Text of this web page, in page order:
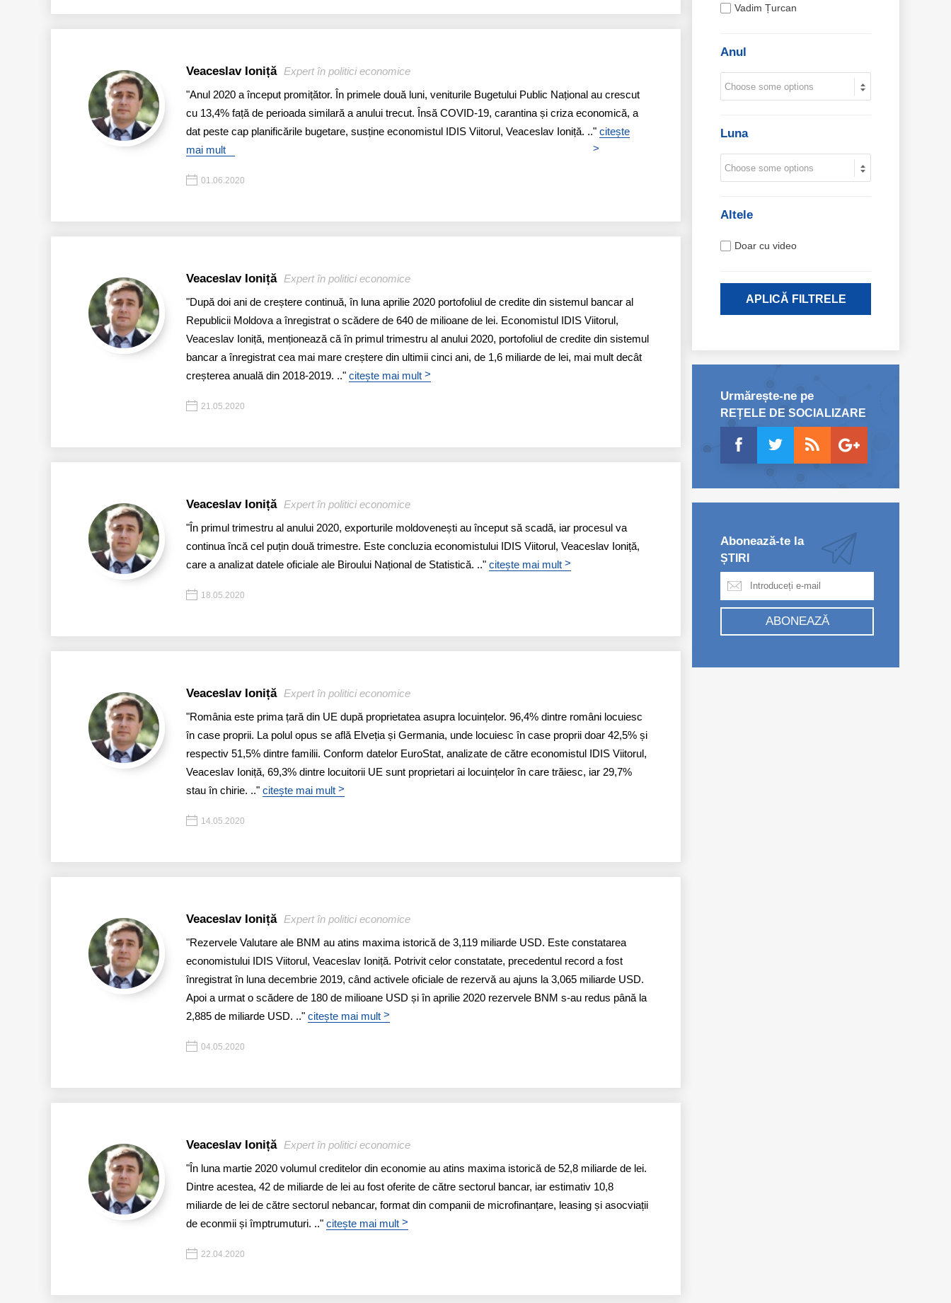
Veaceslav Ioniță
Expert în politici economice
"Anul 2020 a început promițător. În primele două luni, veniturile Bugetului Public Național au crescut
cu 13,4% față de perioada similară a anului trecut. Însă COVID-19, carantina și criza economică, a
dat peste cap planificările bugetare, susține economistul IDIS Viitorul, Veaceslav Ioniță. .." citește
mai mult
>
01.06.2020
Veaceslav Ioniță
Expert în politici economice
"După doi ani de creștere continuă, în luna aprilie 2020 portofoliul de credite din sistemul bancar al
Republicii Moldova a înregistrat o scădere de 640 de milioane de lei. Economistul IDIS Viitorul,
Veaceslav Ioniță, menționează că în primul trimestru al anului 2020, portofoliul de credite din sistemul
bancar a înregistrat cea mai mare creștere din ultimii cinci ani, de 1,6 miliarde de lei, mai mult decât
creșterea anuală din 2018-2019. .." citește mai mult >
21.05.2020
Veaceslav Ioniță
Expert în politici economice
"În primul trimestru al anului 2020, exporturile moldovenești au început să scadă, iar procesul va
continua încă cel puțin două trimestre. Este concluzia economistului IDIS Viitorul, Veaceslav Ioniță,
care a analizat datele oficiale ale Biroului Național de Statistică. .." citește mai mult >
18.05.2020
Veaceslav Ioniță
Expert în politici economice
"România este prima țară din UE după proprietatea asupra locuințelor. 96,4% dintre români locuiesc
în case proprii. La polul opus se află Elveția și Germania, unde locuiesc în case proprii doar 42,5% și
respectiv 51,5% dintre familii. Conform datelor EuroStat, analizate de către economistul IDIS Viitorul,
Veaceslav Ioniță, 69,3% dintre locuitorii UE sunt proprietari ai locuințelor în care trăiesc, iar 29,7%
stau în chirie. .." citește mai mult >
14.05.2020
Veaceslav Ioniță
Expert în politici economice
"Rezervele Valutare ale BNM au atins maxima istorică de 3,119 miliarde USD. Este constatarea
economistului IDIS Viitorul, Veaceslav Ioniță. Potrivit celor constatate, precedentul record a fost
înregistrat în luna decembrie 2019, când activele oficiale de rezervă au ajuns la 3,065 miliarde USD.
Apoi a urmat o scădere de 180 de milioane USD și în aprilie 2020 rezervele BNM s-au redus până la
2,885 de miliarde USD. .." citește mai mult >
04.05.2020
Veaceslav Ioniță
Expert în politici economice
"În luna martie 2020 volumul creditelor din economie au atins maxima istorică de 52,8 miliarde de lei.
Dintre acestea, 42 de miliarde de lei au fost oferite de către sectorul bancar, iar estimativ 10,8
miliarde de lei de către sectorul nebancar, format din companii de microfinanțare, leasing și asocviații
de econmii și împtrumuturi. .." citește mai mult >
22.04.2020
Vadim Țurcan
Anul
Luna
Altele
Doar cu video
APLICĂ FILTRELE
Urmărește-ne pe
REȚELE DE SOCIALIZARE
Abonează-te la
ȘTIRI
ABONEAZĂ